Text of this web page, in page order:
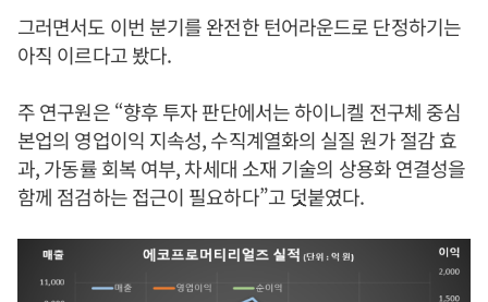
그러면서도 이번 분기를 완전한 턴어라운드로 단정하기는
아직 이르다고 봤다.
주 연구원은 “향후 투자 판단에서는 하이니켈 전구체 중심
본업의 영업이익 지속성, 수직계열화의 실질 원가 절감 효
과, 가동률 회복 여부, 차세대 소재 기술의 상용화 연결성을
함께 점검하는 접근이 필요하다”고 덧붙였다.